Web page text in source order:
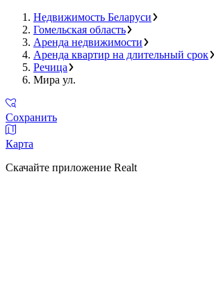
Недвижимость Беларуси
Гомельская область
Аренда недвижимости
Аренда квартир на длительный срок
Речица
Мира ул.
Сохранить
Карта
Скачайте приложение Realt